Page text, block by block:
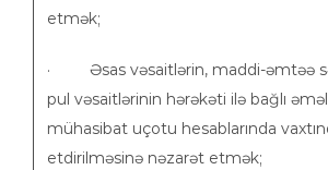
etmək;
· Əsas vəsaitlərin, maddi-əmtəə
pul vəsaitlərinin hərəkəti ilə bağlı
mühasibat uçotu hesablarında
etdirilməsinə nəzarət etmək;